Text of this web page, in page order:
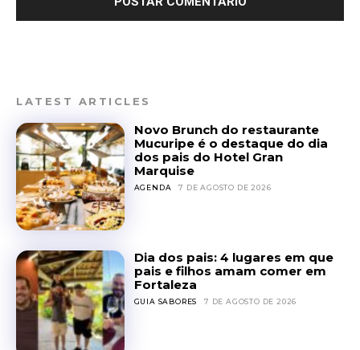
LATEST ARTICLES
Novo Brunch do restaurante
Mucuripe é o destaque do dia
dos pais do Hotel Gran
Marquise
AGENDA 7 DE AGOSTO DE 2026
Dia dos pais: 4 lugares em que
pais e filhos amam comer em
Fortaleza
GUIA SABORES 7 DE AGOSTO DE 2026